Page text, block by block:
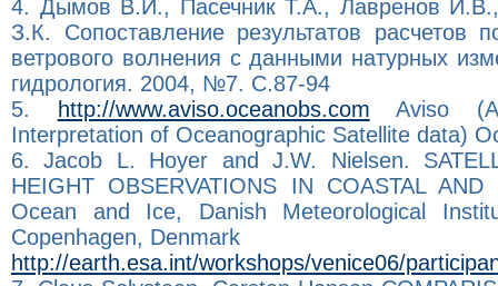
4. Дымов В.И., Пасечник Т.А., Лавренов
З.К. Сопоставление результатов расчетов
ветрового волнения с данными натурных
гидрология. 2004, №7. С.87-94
5.
http://www.aviso.oceanobs.com Aviso
Interpretation of Oceanographic Satellite data)
6. Jacob L. Hoyer and J.W. Nielsen.
HEIGHT OBSERVATIONS IN COASTAL
Ocean and Ice, Danish Meteorological
Copenhagen, Denmark
http://earth.esa.int/workshops/venice06/